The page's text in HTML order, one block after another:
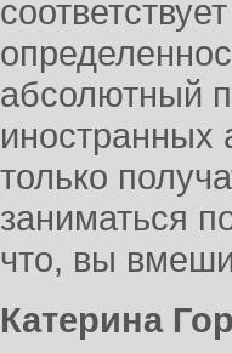
абсолютный
иностранных
только
заниматься
что, вы
Катерина